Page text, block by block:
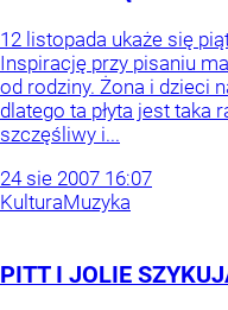
12 listopada ukaże się
Inspirację przy pisaniu
od rodziny. Żona i dzieci
dlatego ta płyta jest taka
szczęśliwy i...
24 sie 2007 16:07
KulturaMuzyka
PITT I JOLIE